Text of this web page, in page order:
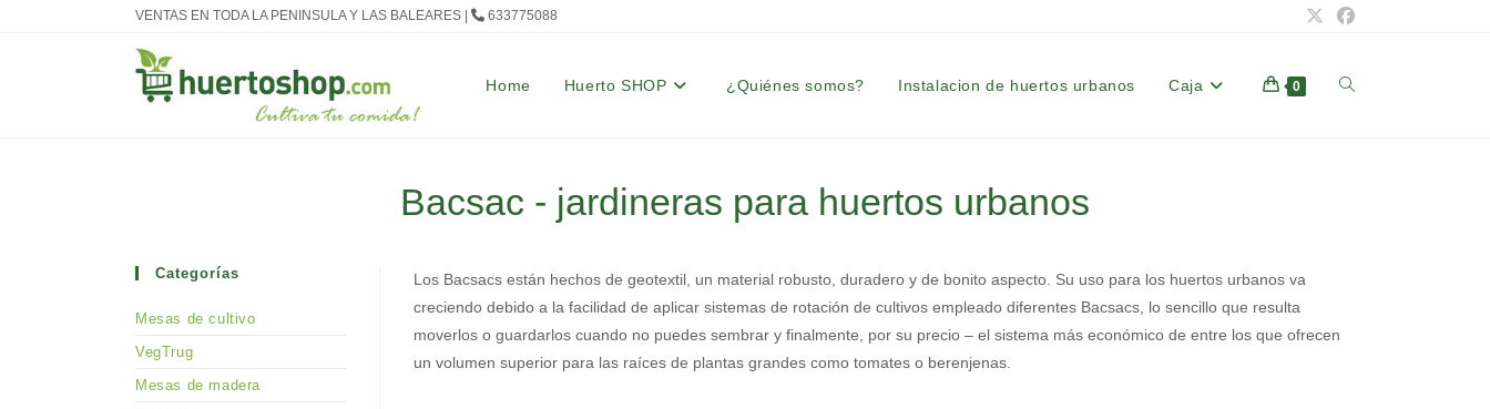
VENTAS EN TODA LA PENINSULA Y LAS BALEARES | 633775088
Home Huerto SHOP ¿Quiénes somos? Instalacion de huertos urbanos Caja 0 Alternar
Bacsac - jardineras para huertos urbanos
Los Bacsacs están hechos de geotextil, un material robusto, duradero y de bonito aspecto. Su uso para los huertos urbanos va
creciendo debido a la facilidad de aplicar sistemas de rotación de cultivos empleado diferentes Bacsacs, lo sencillo que resulta
moverlos o guardarlos cuando no puedes sembrar y finalmente, por su precio – el sistema más económico de entre los que ofrecen
un volumen superior para las raíces de plantas grandes como tomates o berenjenas.
Categorías
Mesas de cultivo
VegTrug
Mesas de madera